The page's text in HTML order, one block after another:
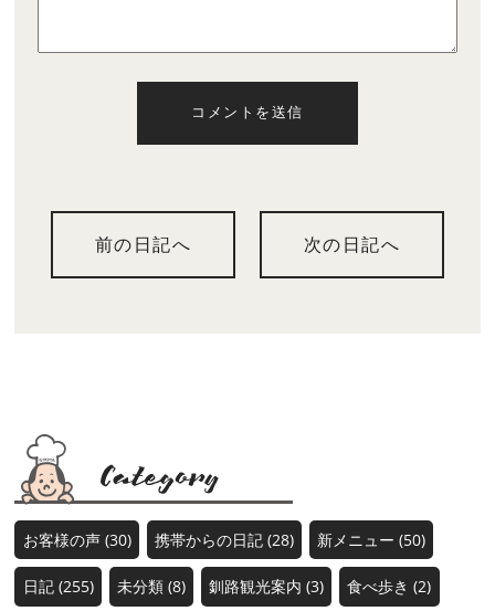
コメントを送信
前の日記へ 次の日記へ
お客様の声 (30) 携帯からの日記 (28) 新メニュー (50)
日記 (255) 未分類 (8) 釧路観光案内 (3) 食べ歩き (2)